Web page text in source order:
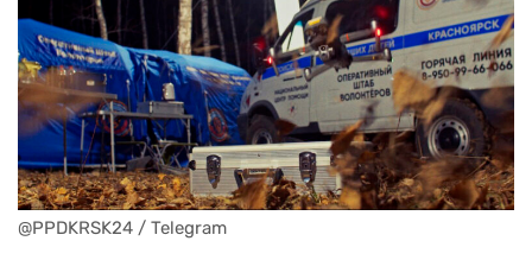
@PPDKRSK24 / Telegram